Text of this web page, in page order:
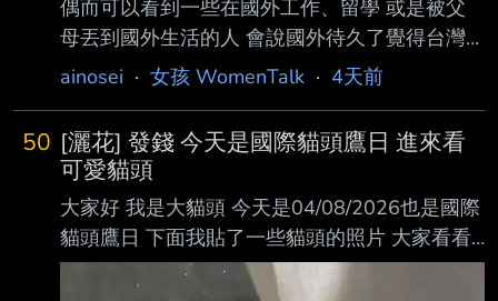
偶而可以看到一些在國外工作、留學 或是被父
母丟到國外生活的人 會說國外待久了覺得台灣
還不錯 或是退休了回台灣住 原因不外乎台灣治
低薪 就算台灣外食好吃 也多半高碳高油 不像地
中海國家或日本飲食均衡 台灣的國旅也比不上
中國、日本和歐美有壯闊大景 論人情味 其實印
尼和中南美洲人都比台灣人更熱情好客 文化作
品魅力台灣也是狂輸中美日韓 真的有可能國外
待久了反而覺得台灣不錯嗎？ --
ainosei · 女孩 WomenTalk · 4天前
50 [灑花] 發錢 今天是國際貓頭鷹日 進來看
可愛貓頭
大家好 我是大貓頭 今天是04/08/2026也是國際
貓頭鷹日 下面我貼了一些貓頭的照片 大家看看
很可愛 發錢 每10推200p稅後 噓跟箭頭沒有